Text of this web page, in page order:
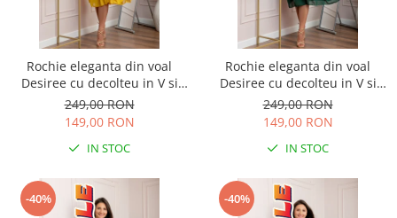
Rochie eleganta din voal
Desiree cu decolteu in V si
curea - Galben
249,00 RON
149,00 RON
IN STOC
Rochie eleganta din voal
Desiree cu decolteu in V si
curea - Verde
249,00 RON
149,00 RON
IN STOC
-40% -40%